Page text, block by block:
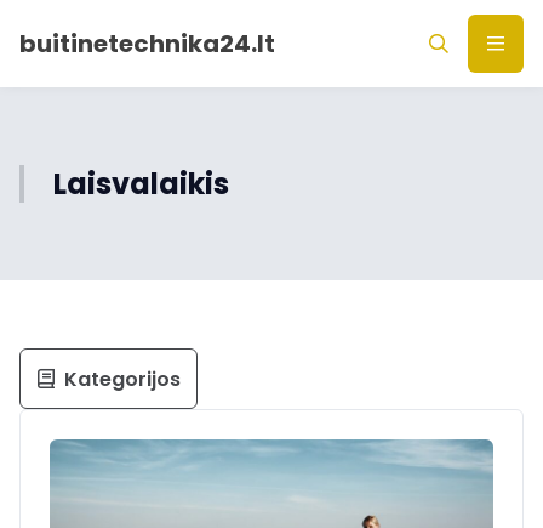
buitinetechnika24.lt
Laisvalaikis
Kategorijos